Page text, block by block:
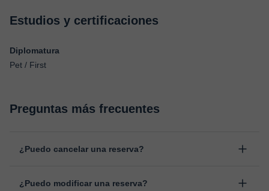
Estudios y certificaciones
Diplomatura
Pet / First
Preguntas más frecuentes
¿Puedo cancelar una reserva?
antes de la clase, indicando el motivo de cancelación.
¿Puedo modificar una reserva?